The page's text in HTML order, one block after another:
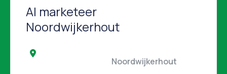
AI marketeer
Noordwijkerhout